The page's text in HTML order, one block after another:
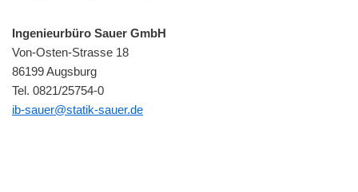
Ingenieurbüro Sauer GmbH
Von-Osten-Strasse 18
86199 Augsburg
Tel. 0821/25754-0
ib-sauer@statik-sauer.de